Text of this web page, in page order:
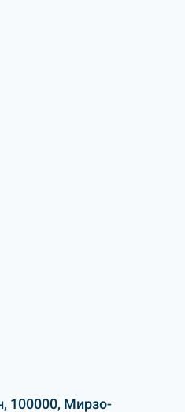
100000, Мирзо-